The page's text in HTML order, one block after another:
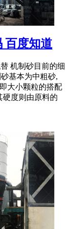
百度知道
机制砂目前的细
基本为中粗砂,
大小颗粒的搭配
硬度则由原料的